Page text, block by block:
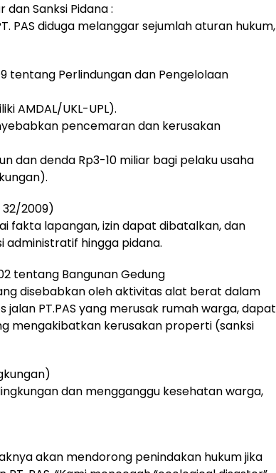
dan Sanksi Pidana :
PAS diduga melanggar sejumlah aturan hukum,
tentang Perlindungan dan Pengelolaan
AMDAL/UKL-UPL).
pencemaran dan kerusakan
dan denda Rp3-10 miliar bagi pelaku usaha
32/2009)
fakta lapangan, izin dapat dibatalkan, dan
administratif hingga pidana.
tentang Bangunan Gedung
disebabkan oleh aktivitas alat berat dalam
PT.PAS yang merusak rumah warga, dapat
mengakibatkan kerusakan properti (sanksi
dan mengganggu kesehatan warga,
akan mendorong penindakan hukum jika